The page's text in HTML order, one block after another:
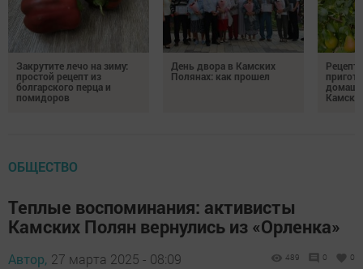
Закрутите лечо на зиму:
простой рецепт из
болгарского перца и
помидоров
День двора в Камских
Полянах: как прошел
ОБЩЕСТВО
Теплые воспоминания: активисты
Камских Полян вернулись из «Орленка»
Автор, 27 марта 2025 - 08:09 489 0 0